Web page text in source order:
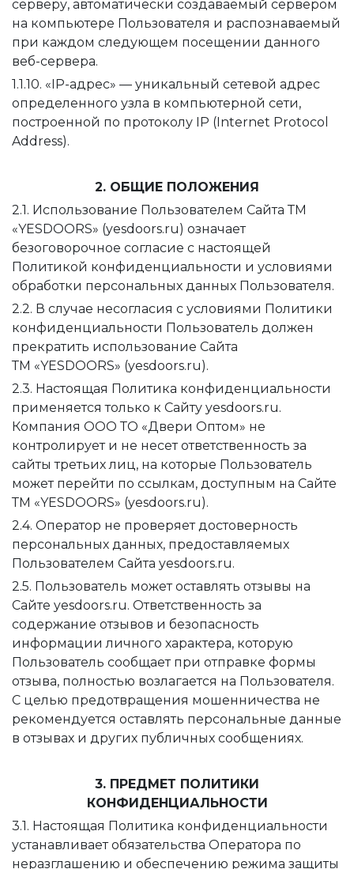
серверу, автоматически создаваемый сервером
на компьютере Пользователя и распознаваемый
при каждом следующем посещении данного
веб-сервера.
1.1.10. «IP-адрес» — уникальный сетевой адрес
определенного узла в компьютерной сети,
построенной по протоколу IP (Internet Protocol
Address).
2. ОБЩИЕ ПОЛОЖЕНИЯ
2.1. Использование Пользователем Сайта ТМ
«YESDOORS» (yesdoors.ru) означает
безоговорочное согласие с настоящей
Политикой конфиденциальности и условиями
обработки персональных данных Пользователя.
2.2. В случае несогласия с условиями Политики
конфиденциальности Пользователь должен
прекратить использование Сайта
ТМ «YESDOORS» (yesdoors.ru).
2.3. Настоящая Политика конфиденциальности
применяется только к Сайту yesdoors.ru.
Компания ООО ТО «Двери Оптом» не
контролирует и не несет ответственность за
сайты третьих лиц, на которые Пользователь
может перейти по ссылкам, доступным на Сайте
ТМ «YESDOORS» (yesdoors.ru).
2.4. Оператор не проверяет достоверность
персональных данных, предоставляемых
Пользователем Сайта yesdoors.ru.
2.5. Пользователь может оставлять отзывы на
Сайте yesdoors.ru. Ответственность за
содержание отзывов и безопасность
информации личного характера, которую
Пользователь сообщает при отправке формы
отзыва, полностью возлагается на Пользователя.
С целью предотвращения мошенничества не
рекомендуется оставлять персональные данные
в отзывах и других публичных сообщениях.
3. ПРЕДМЕТ ПОЛИТИКИ
КОНФИДЕНЦИАЛЬНОСТИ
3.1. Настоящая Политика конфиденциальности
устанавливает обязательства Оператора по
неразглашению и обеспечению режима защиты